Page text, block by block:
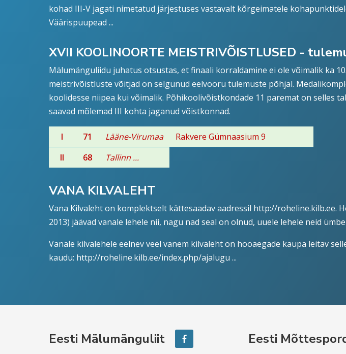
kohad III-V jagati nimetatud järjestuses vastavalt kõrgeimatele
Väärispuupead ...
XVII KOOLINOORTE MEISTRIVÕISTLUSED -
Mälumänguliidu juhatus otsustas, et finaali korraldamine ei ole võimalik ka
meistrivõistluste võitjad on selgunud eelvooru tulemuste põhjal.
koolidesse niipea kui võimalik. Põhikoolivõistkondade 11 paremat on selles
saavad mõlemad III kohta jaganud võistkonnad.
I 71 Lääne-Virumaa
Rakvere Gümnaasium 9
II
68 Tallinn ...
VANA KILVALEHT
Vana Kilvaleht on komplektselt kättesaadav aadressil http://roheline.kilb.ee.
2013) jäävad vanale lehele nii, nagu nad seal on olnud, uuele lehele neid
Vanale kilvalehele eelnev veel vanem kilvaleht on hooaegade kaupa leitav
kaudu: http://roheline.kilb.ee/index.php/ajalugu ...
Eesti Mälumänguliit Eesti